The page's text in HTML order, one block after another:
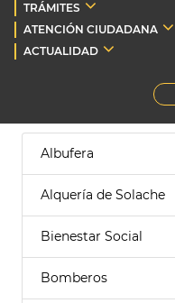
TRÁMITES
ATENCIÓN CIUDADANA
ACTUALIDAD
Albufera
Alquería de Solache
Bienestar Social
Bomberos